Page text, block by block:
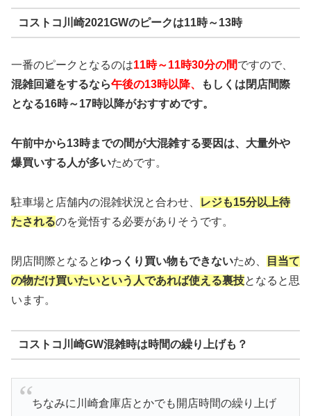
コストコ川崎2021GWのピークは11時～13時
一番のピークとなるのは11時～11時30分の間ですので、
混雑回避をするなら午後の13時以降、
もしくは閉店間際
となる16時～17時以降がおすすめです。
午前中から13時までの間が大混雑する要因は、大量外や
爆買いする人が多いためです。
駐車場と店舗内の混雑状況と合わせ、
レジも15分以上待
たされるのを覚悟する必要がありそうです。
閉店間際となると ゆっくり買い物もできないため、
目当て
の物だけ買いたいという人であれば使える裏技となると思
います。
コストコ川崎GW混雑時は時間の繰り上げも？
ちなみに川崎倉庫店とかでも開店時間の繰り上げ